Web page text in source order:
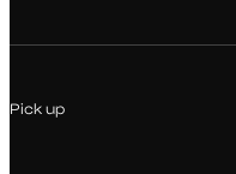
Pick up